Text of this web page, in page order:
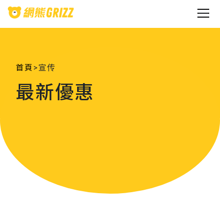
首頁 >宣传
最新優惠